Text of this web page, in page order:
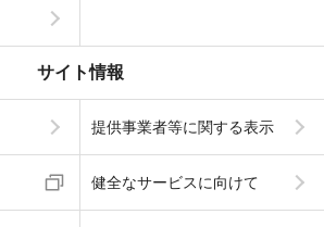
サイト情報
提供事業者等に関する表示
健全なサービスに向けて